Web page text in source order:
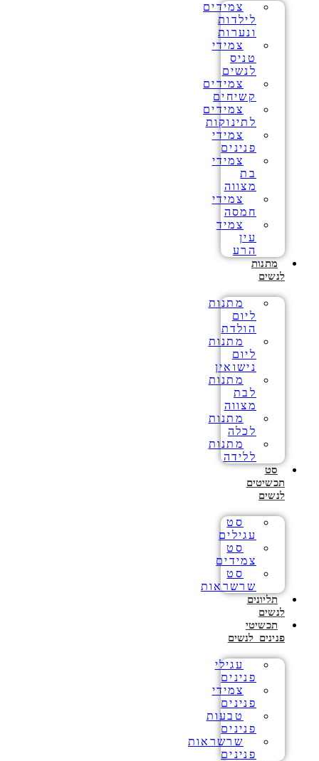
צמידים
לילדות
ונערות
צמידי
טניס
לנשים
צמידים
קשיחים
צמידים
לתינוקות
צמידי
פנינים
צמידי
בת
מצווה
צמידי
חמסה
צמיד
עין
הרע
מתנות
לנשים
מתנות
ליום
הולדת
מתנות
ליום
נישואין
מתנות
לבת
מצווה
מתנות
לכלה
מתנות
ללידה
סט
תכשיטים
לנשים
סט
עגילים
סט
צמידים
סט
שרשראות
תליונים
לנשים
תכשיטי
פנינים לנשים
עגילי
פנינים
צמידי
פנינים
טבעות
פנינים
שרשראות
פנינים